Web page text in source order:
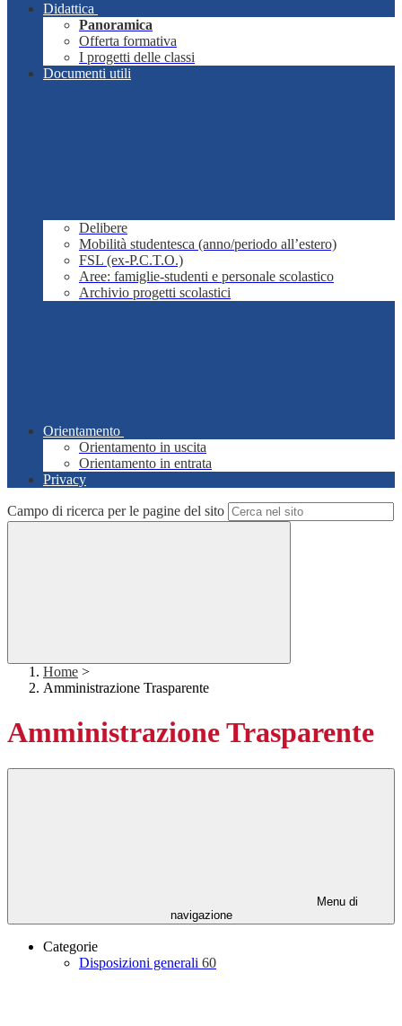
Didattica
Panoramica
Offerta formativa
I progetti delle classi
Documenti utili
Delibere
Mobilità studentesca (anno/periodo all’estero)
FSL (ex-P.C.T.O.)
Aree: famiglie-studenti e personale scolastico
Archivio progetti scolastici
Orientamento
Orientamento in uscita
Orientamento in entrata
Privacy
Campo di ricerca per le pagine del sito
Home >
Amministrazione Trasparente
Amministrazione Trasparente
Menu di
navigazione
Categorie
Disposizioni generali 60